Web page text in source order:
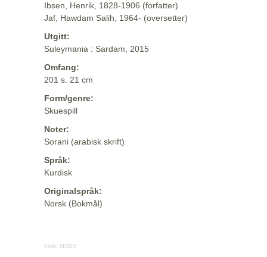
Ibsen, Henrik, 1828-1906 (forfatter)
Jaf, Hawdam Salih, 1964- (oversetter)
Utgitt:
Suleymania : Sardam, 2015
Omfang:
201 s. 21 cm
Form/genre:
Skuespill
Noter:
Sorani (arabisk skrift)
Språk:
Kurdisk
Originalspråk:
Norsk (Bokmål)
Kilde: MODS